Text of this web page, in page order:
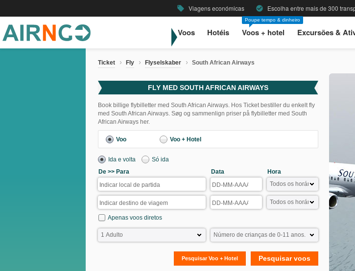
local_offer Viagens económicas check_circle Escolha entre mais de 300
Voos Hotéis
Poupe tempo & dinheiro
Voos + hotel Excursões &
Ticket Fly Flyselskaber South African Airways
FLY MED SOUTH AFRICAN AIRWAYS
Book billige flybilletter med South African Airways. Hos Ticket bestiller du enkelt fly
med South African Airways. Søg og sammenlign priser på flybilletter med South
African Airways her.
Voo Voo + Hotel
Ida e volta
Só ida
De >> Para
Data Hora
Apenas voos diretos
Pesquisar voos
Pesquisar Voo + Hotel